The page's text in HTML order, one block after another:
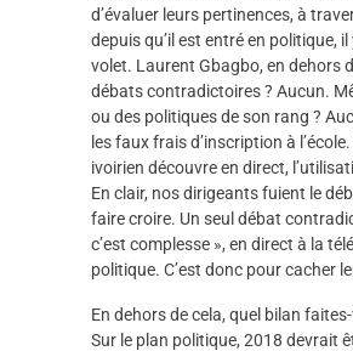
d’évaluer leurs pertinences, à
depuis qu’il est entré en politique,
volet. Laurent Gbagbo, en dehors
débats contradictoires ? Aucun.
ou des politiques de son rang ?
les faux frais d’inscription à
ivoirien découvre en direct,
En clair, nos dirigeants fuient le
faire croire. Un seul débat
c’est complesse », en direct à la
politique. C’est donc pour cacher
En dehors de cela, quel bilan
Sur le plan politique, 2018 devrait